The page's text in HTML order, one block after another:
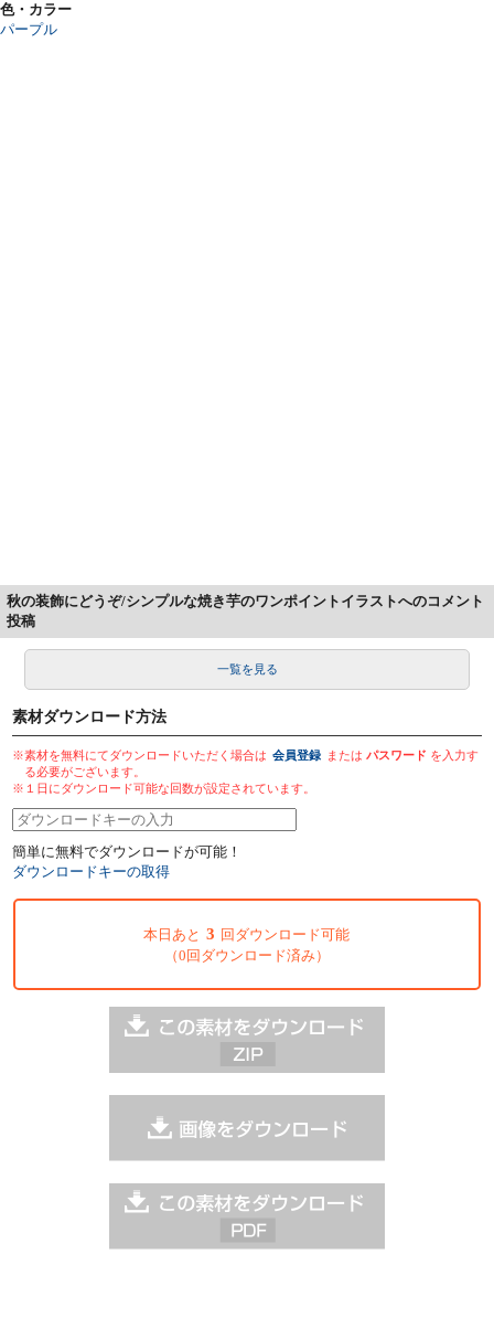
色・カラー
パープル
秋の装飾にどうぞ/シンプルな焼き芋のワンポイントイラストへのコメント
投稿
一覧を見る
素材ダウンロード方法
※素材を無料にてダウンロードいただく場合は 会員登録 またはパスワード を入力す
る必要がございます。
※１日にダウンロード可能な回数が設定されています。
簡単に無料でダウンロードが可能！
ダウンロードキーの取得
本日あと 3 回ダウンロード可能
（0回ダウンロード済み）